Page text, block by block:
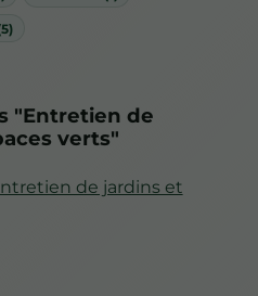
"Entretien de
verts"
de jardins et